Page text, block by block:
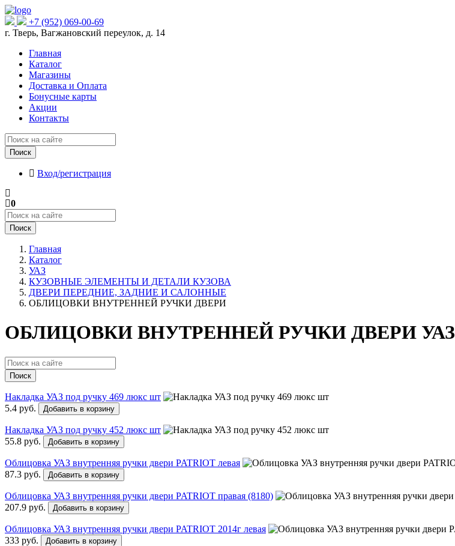
+7 (952) 069-00-69
г. Тверь, Вагжановский переулок, д. 14
Главная
Каталог
Магазины
Доставка и Оплата
Бонусные карты
Акции
Контакты
Поиск
Вход/регистрация
0
Поиск
Главная
Каталог
УАЗ
КУЗОВНЫЕ ЭЛЕМЕНТЫ И ДЕТАЛИ КУЗОВА
ДВЕРИ ПЕРЕДНИЕ, ЗАДНИЕ И САЛОННЫЕ
ОБЛИЦОВКИ ВНУТРЕННЕЙ РУЧКИ ДВЕРИ
ОБЛИЦОВКИ ВНУТРЕННЕЙ РУЧКИ ДВЕРИ УАЗ
Поиск
Накладка УАЗ под ручку 469 люкс шт
5.4 руб.
Добавить в корзину
Накладка УАЗ под ручку 452 люкс шт
55.8 руб.
Добавить в корзину
Облицовка УАЗ внутренняя ручки двери PATRIOT левая
87.3 руб.
Добавить в корзину
Облицовка УАЗ внутренняя ручки двери PATRIOT правая (8180)
207.9 руб.
Добавить в корзину
Облицовка УАЗ внутренняя ручки двери PATRIOT 2014г левая
333 руб.
Добавить в корзину